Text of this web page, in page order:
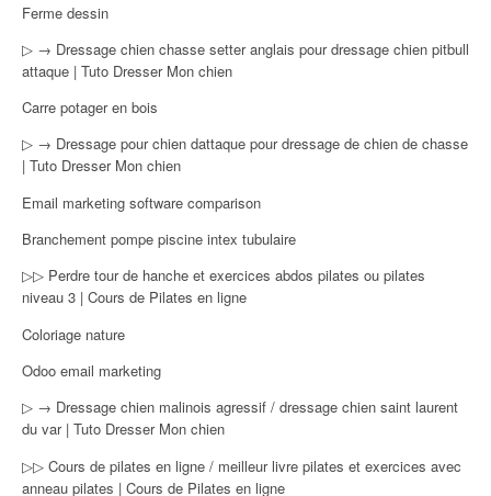
Ferme dessin
▷ → Dressage chien chasse setter anglais pour dressage chien pitbull
attaque | Tuto Dresser Mon chien
Carre potager en bois
▷ → Dressage pour chien dattaque pour dressage de chien de chasse
| Tuto Dresser Mon chien
Email marketing software comparison
Branchement pompe piscine intex tubulaire
▷▷ Perdre tour de hanche et exercices abdos pilates ou pilates
niveau 3 | Cours de Pilates en ligne
Coloriage nature
Odoo email marketing
▷ → Dressage chien malinois agressif / dressage chien saint laurent
du var | Tuto Dresser Mon chien
▷▷ Cours de pilates en ligne / meilleur livre pilates et exercices avec
anneau pilates | Cours de Pilates en ligne